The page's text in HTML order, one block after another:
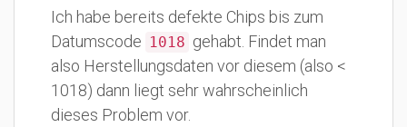
Ich habe bereits defekte Chips bis zum
Datumscode 1018 gehabt. Findet man
also Herstellungsdaten vor diesem (also <
1018) dann liegt sehr wahrscheinlich
dieses Problem vor.